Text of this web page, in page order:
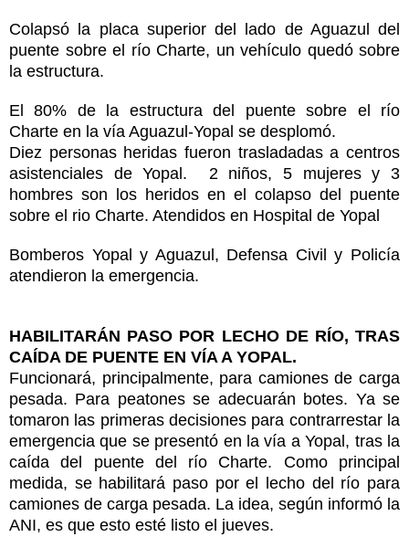
Colapsó la placa superior del lado de Aguazul del
puente sobre el río Charte, un vehículo quedó sobre
la estructura.
El 80% de la estructura del puente sobre el río
Charte en la vía Aguazul-Yopal se desplomó.
Diez personas heridas fueron trasladadas a centros
asistenciales de Yopal. 2 niños, 5 mujeres y 3
hombres son los heridos en el colapso del puente
sobre el rio Charte. Atendidos en Hospital de Yopal
Bomberos Yopal y Aguazul, Defensa Civil y Policía
atendieron la emergencia.
HABILITARÁN PASO POR LECHO DE RÍO, TRAS
CAÍDA DE PUENTE EN VÍA A YOPAL.
Funcionará, principalmente, para camiones de carga
pesada. Para peatones se adecuarán botes. Ya se
tomaron las primeras decisiones para contrarrestar la
emergencia que se presentó en la vía a Yopal, tras la
caída del puente del río Charte. Como principal
medida, se habilitará paso por el lecho del río para
camiones de carga pesada. La idea, según informó la
ANI, es que esto esté listo el jueves.